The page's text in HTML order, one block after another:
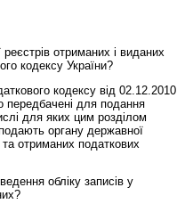
отриманих і виданих
кодексу України?
кодексу від 02.12.2010,
для подання
для яких цим розділом
органу державної
отриманих податкових
обліку записів у